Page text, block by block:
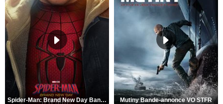
Spider-Man: Brand New Day Bande-annonce VO STFR Mutiny Bande-annonce VO STFR